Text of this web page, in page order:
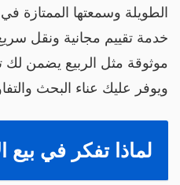
وسمعتها الممتازة في
تقييم مجانية ونقل سريع
مثل الربيع يضمن لك
عليك عناء البحث
لماذا تفكر في بيع